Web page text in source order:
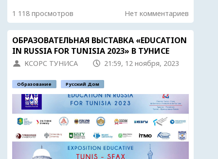
1 118 просмотров Нет комментариев
ОБРАЗОВАТЕЛЬНАЯ ВЫСТАВКА «EDUCATION
IN RUSSIA FOR TUNISIA 2023» В ТУНИСЕ
КСОРС ТУНИСА 21:59, 12 ноября, 2023
Образование Русский Дом